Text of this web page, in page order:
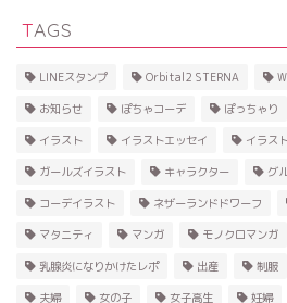
TAGS
LINEスタンプ Orbital2 STERNA
お知らせ ぽちゃコーデ ぽっちゃり
イラスト イラストエッセイ イラス
ガールズイラスト キャラクター グ
コーデイラスト ネザーランドドワーフ
マタニティ マンガ モノクロマンガ
乳腺炎になりかけたレポ 出産 制服
夫婦 女の子 女子高生 妊婦